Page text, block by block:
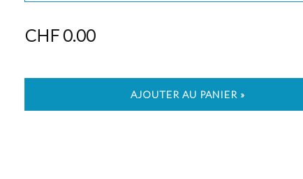
CHF 0.00
AJOUTER AU PANIER »